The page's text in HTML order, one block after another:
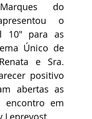
do
o
10" para as
Único de
e Sra.
positivo
abertas as
encontro em
Leprevost.